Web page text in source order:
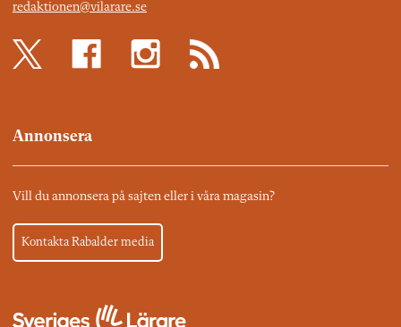
redaktionen@vilarare.se
Annonsera
Vill du annonsera på sajten eller i våra magasin?
Kontakta Rabalder media